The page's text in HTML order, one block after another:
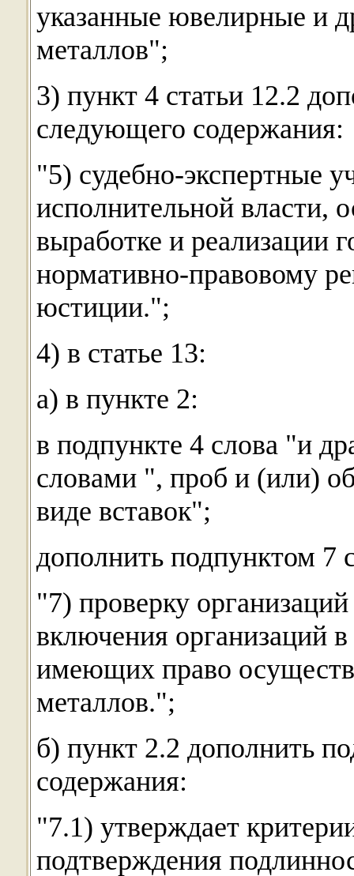
указанные ювелирные и
металлов";
3) пункт 4 статьи 12.2
следующего содержания:
"5) судебно-экспертные
исполнительной власти,
выработке и реализации
нормативно-правовому
юстиции.";
4) в статье 13:
а) в пункте 2:
в подпункте 4 слова "и
словами ", проб и (или)
виде вставок";
дополнить подпунктом 7
"7) проверку
включения организаций
имеющих право
металлов.";
б) пункт 2.2 дополнить
содержания:
"7.1) утверждает
подтверждения